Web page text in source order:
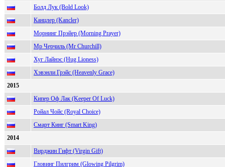
Болд Лук (Bold Look)
Канцлер (Kancler)
Морнинг Прэйер (Morning Prayer)
Мр Черчиль (Mr Churchill)
Хуг Лайнэс (Hug Lioness)
Хэвэнли Грэйс (Heavenly Grace)
2015
Кипер Оф Лак (Keeper Of Luck)
Ройал Чойс (Royal Choice)
Смарт Кинг (Smart King)
2014
Вирджин Гифт (Virgin Gift)
Гловинг Пилгрим (Glowing Pilgrim)